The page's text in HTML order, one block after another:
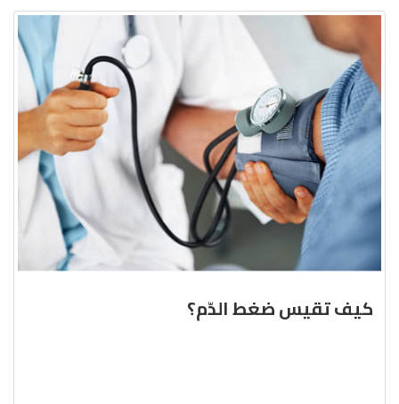
كيف تقيس ضغط الدّم؟